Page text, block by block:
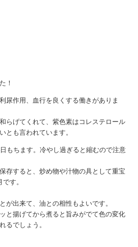
！
尿作用、血行を良くする働きがありま
らげてくれて、紫色素はコレステロール
とも言われています。
もちます。冷やし過ぎると縮むので注意
存すると、炒め物や汁物の具として重宝
す。
が出来て、油との相性もよいです。
と揚げてから煮ると旨みがでて色の変化
るでしょう。